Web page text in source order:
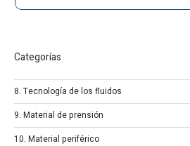
Categorías
8. Tecnología de los fluidos
9. Material de prensión
10. Material periférico